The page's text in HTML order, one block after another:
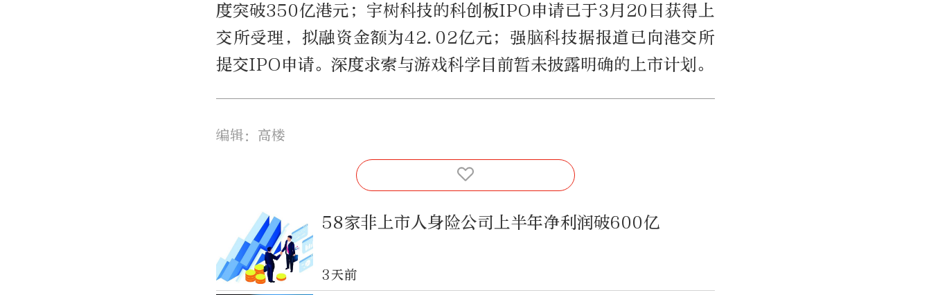
度突破350亿港元；宇树科技的科创板IPO申请已于3月20日获得上
交所受理，拟融资金额为42.02亿元；强脑科技据报道已向港交所
提交IPO申请。深度求索与游戏科学目前暂未披露明确的上市计划。
编辑：高楼
58家非上市人身险公司上半年净利润破600亿
3天前